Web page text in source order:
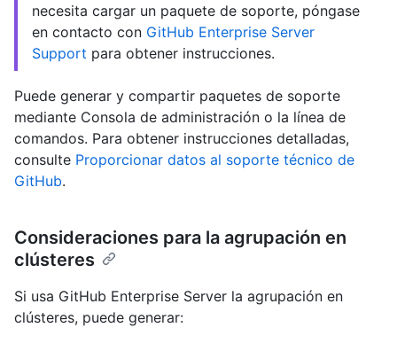
necesita cargar un paquete de soporte, póngase
en contacto con GitHub Enterprise Server
Support para obtener instrucciones.
Puede generar y compartir paquetes de soporte
mediante Consola de administración o la línea de
comandos. Para obtener instrucciones detalladas,
consulte Proporcionar datos al soporte técnico de
GitHub.
Consideraciones para la agrupación en
clústeres
Si usa GitHub Enterprise Server la agrupación en
clústeres, puede generar: